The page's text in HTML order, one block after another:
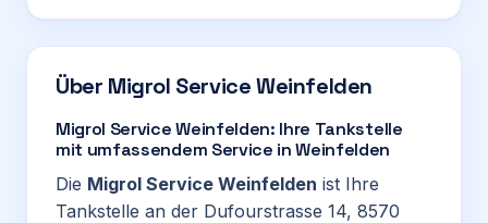
Über Migrol Service Weinfelden
Migrol Service Weinfelden: Ihre Tankstelle
mit umfassendem Service in Weinfelden
Die Migrol Service Weinfelden ist Ihre
Tankstelle an der Dufourstrasse 14, 8570